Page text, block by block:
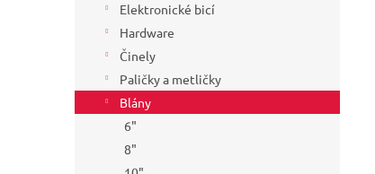
Elektronické bicí
Hardware
Činely
Paličky a metličky
Blány
6"
8"